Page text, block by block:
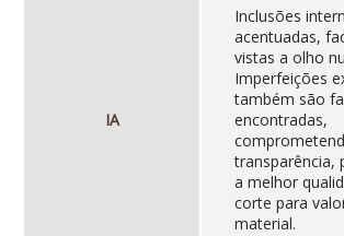
IA
Inclusões
acentuadas,
vistas a olho
Imperfeições
também são
encontradas,
transparência,
a melhor
corte para
material.